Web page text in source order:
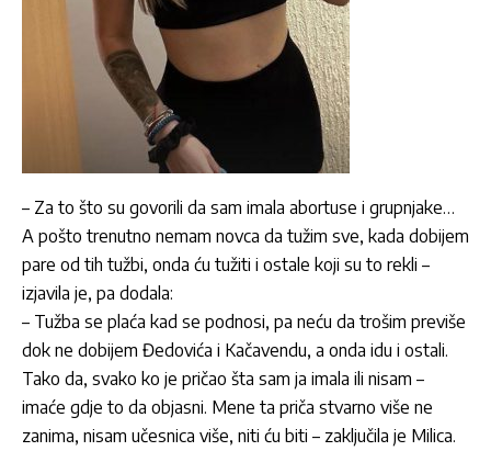
– Za to što su govorili da sam imala abortuse i grupnjake…
A pošto trenutno nemam novca da tužim sve, kada dobijem
pare od tih tužbi, onda ću tužiti i ostale koji su to rekli –
izjavila je, pa dodala:
– Tužba se plaća kad se podnosi, pa neću da trošim previše
dok ne dobijem Đedovića i Kačavendu, a onda idu i ostali.
Tako da, svako ko je pričao šta sam ja imala ili nisam –
imaće gdje to da objasni. Mene ta priča stvarno više ne
zanima, nisam učesnica više, niti ću biti – zaključila je Milica.